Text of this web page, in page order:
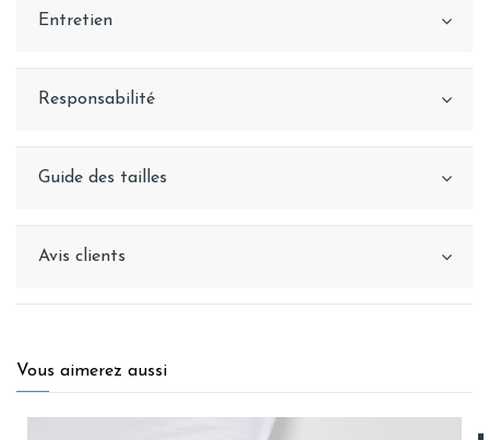
Entretien
Responsabilité
Guide des tailles
Avis clients
Vous aimerez aussi